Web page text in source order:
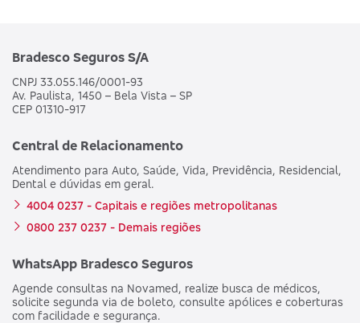
Bradesco Seguros S/A
CNPJ 33.055.146/0001-93
Av. Paulista, 1450 – Bela Vista – SP
CEP 01310-917
Central de Relacionamento
Atendimento para Auto, Saúde, Vida, Previdência, Residencial,
Dental e dúvidas em geral.
4004 0237 - Capitais e regiões metropolitanas
0800 237 0237 - Demais regiões
WhatsApp Bradesco Seguros
Agende consultas na Novamed, realize busca de médicos,
solicite segunda via de boleto, consulte apólices e coberturas
com facilidade e segurança.